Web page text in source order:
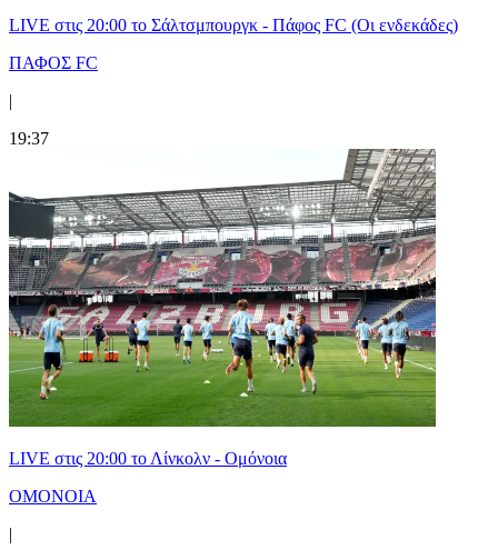
LIVE στις 20:00 το Σάλτσμπουργκ - Πάφος FC (Οι ενδεκάδες)
ΠΑΦΟΣ FC
|
19:37
LIVE στις 20:00 το Λίνκολν - Ομόνοια
ΟΜΟΝΟΙΑ
|